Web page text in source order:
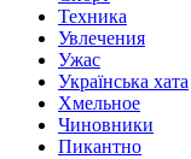
Техника
Увлечения
Ужас
Українська хата
Хмельное
Чиновники
Пикантно